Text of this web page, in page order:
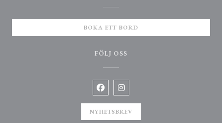
BOKA ETT BORD
FÖLJ OSS
Facebook ((öppnas i ett nytt fönster))
Instagram ((öppnas i ett nytt
NYHETSBREV